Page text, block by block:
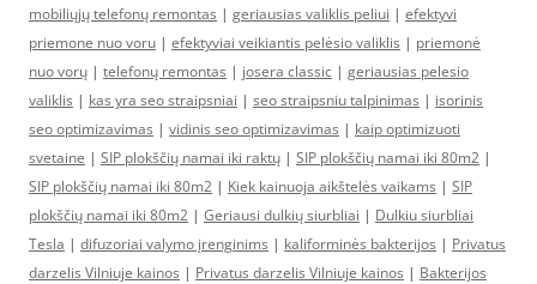
mobiliųjų telefonų remontas | geriausias valiklis peliui | efektyvi
priemone nuo voru | efektyviai veikiantis pelėsio valiklis | priemonė
nuo vorų | telefonų remontas | josera classic | geriausias pelesio
valiklis | kas yra seo straipsniai | seo straipsniu talpinimas | isorinis
seo optimizavimas | vidinis seo optimizavimas | kaip optimizuoti
svetaine | SIP plokščių namai iki raktų | SIP plokščių namai iki 80m2 |
SIP plokščių namai iki 80m2 | Kiek kainuoja aikštelės vaikams | SIP
plokščių namai iki 80m2 | Geriausi dulkių siurbliai | Dulkiu siurbliai
Tesla | difuzoriai valymo įrenginims | kaliforminės bakterijos | Privatus
darzelis Vilniuje kainos | Privatus darzelis Vilniuje kainos | Bakterijos